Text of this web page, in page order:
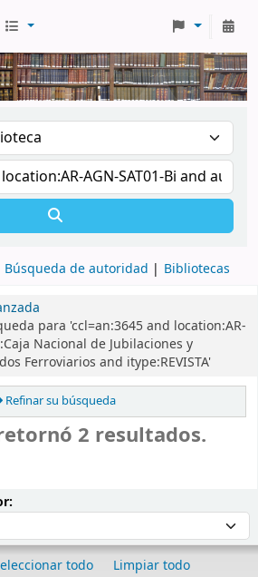
Búsqueda de autoridad Bibliotecas
para 'ccl=an:3645 and location:AR-
Nacional de Jubilaciones y
Ferroviarios and itype:REVISTA'
Refinar su búsqueda
2 resultados.
todo
Limpiar todo